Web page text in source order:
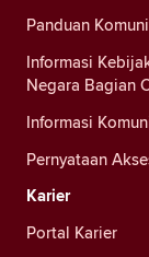
Panduan
Informasi
Negara Bagian
Informasi
Pernyataan
Karier
Portal Karier